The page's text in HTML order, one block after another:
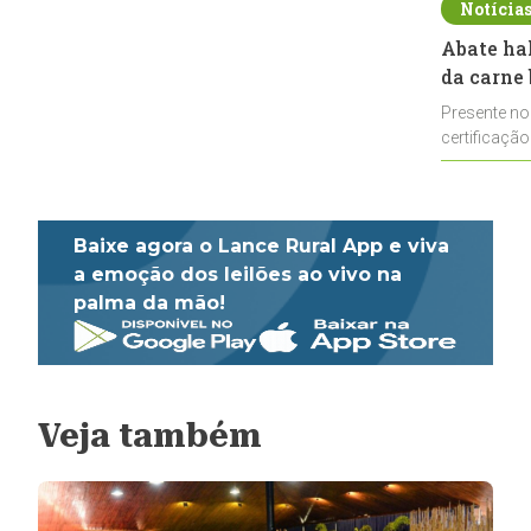
Abate
da
Presente
Baixe agora o Lance Rural App e viva
a emoção dos leilões ao vivo na
palma da mão!
Veja também